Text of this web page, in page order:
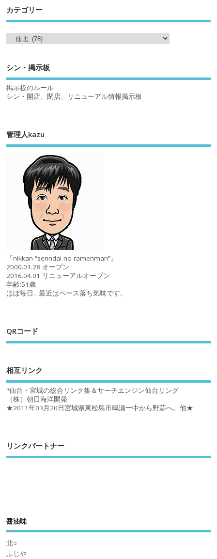
カテゴリー
シン・掲示板
掲示板のルール
シン・開店、閉店、リニューアル情報掲示板
管理人kazu
『nikkan “senndai no ramenman”』
2000.01.28 オープン
2016.04.01 リニューアルオープン
年齢:51歳
ほぼ毎日…最近はペース落ち気味です。
QRコード
相互リンク
"仙台・宮城の総合リンク集＆サーチエンジン仙台リング
（株）朝日海洋開発
★2011年03月20日宮城県東松島市鳴瀬一中から野蒜へ。他★
リンクパートナー
醤油味
北○
ふじや